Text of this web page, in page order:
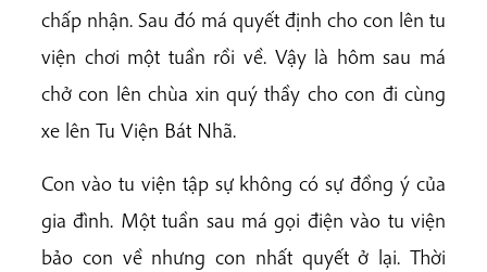
chấp nhận. Sau đó má quyết định cho con lên tu
viện chơi một tuần rồi về. Vậy là hôm sau má
chở con lên chùa xin quý thầy cho con đi cùng
xe lên Tu Viện Bát Nhã.
Con vào tu viện tập sự không có sự đồng ý của
gia đình. Một tuần sau má gọi điện vào tu viện
bảo con về nhưng con nhất quyết ở lại. Thời